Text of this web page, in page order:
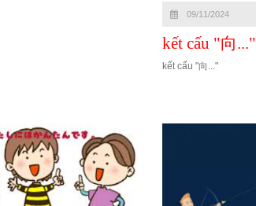
09/11/2024
kết cấu "向..."
kết cấu "向..."